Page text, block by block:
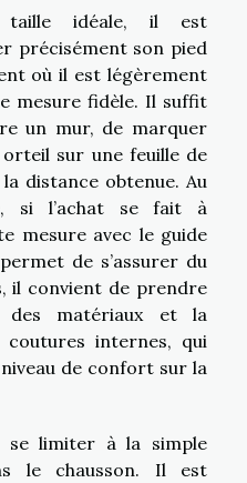
taille idéale, il est
précisément son pied
où il est légèrement
mesure fidèle. Il suffit
un mur, de marquer
sur une feuille de
distance obtenue. Au
si l’achat se fait à
mesure avec le guide
de s’assurer du
il convient de prendre
des matériaux et la
coutures internes, qui
de confort sur la
se limiter à la simple
le chausson. Il est